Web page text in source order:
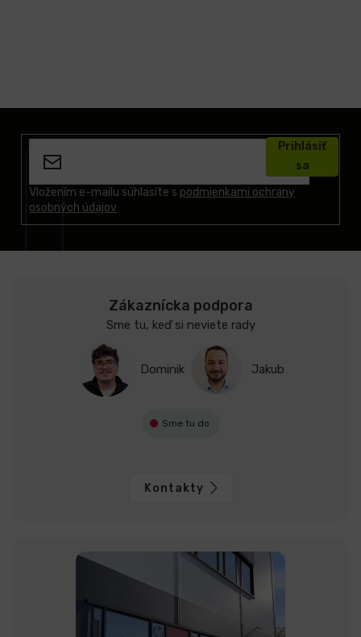
Vložením e-mailu súhlasíte s podmienkami ochrany
osobných údajov
Prihlásiť
sa
Zákaznícka podpora
Sme tu, keď si neviete rady
Dominik Jakub
Sme tu do
Kontakty